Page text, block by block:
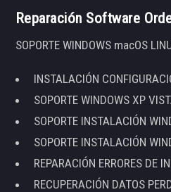
Reparación Software
SOPORTE WINDOWS macOS
INSTALACIÓN
SOPORTE WINDOWS XP
SOPORTE INSTALACIÓN
SOPORTE INSTALACIÓN
REPARACIÓN ERRORES DE
RECUPERACIÓN DATOS